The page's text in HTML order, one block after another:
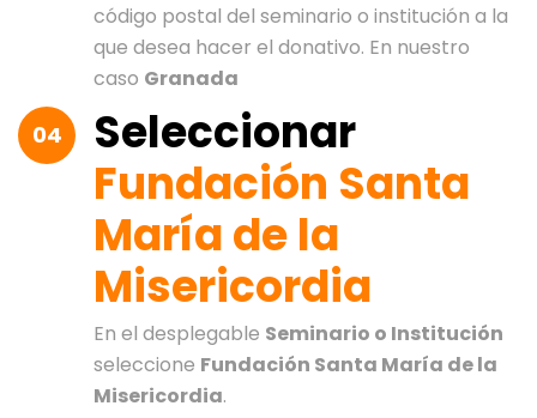
código postal del seminario o institución a la
que desea hacer el donativo. En nuestro
caso Granada
04
Seleccionar
Fundación Santa
María de la
Misericordia
En el desplegable Seminario o Institución
seleccione Fundación Santa María de la
Misericordia.